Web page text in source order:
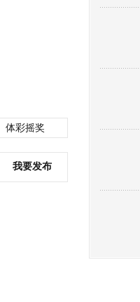
体彩摇奖
我要发布